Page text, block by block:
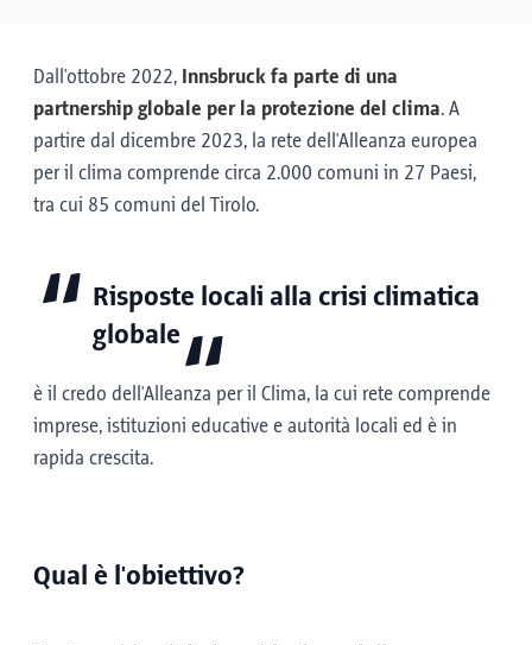
Dall'ottobre 2022, Innsbruck fa parte di una
partnership globale per la protezione del clima. A
partire dal dicembre 2023, la rete dell'Alleanza europea
per il clima comprende circa 2.000 comuni in 27 Paesi,
tra cui 85 comuni del Tirolo.
Risposte locali alla crisi climatica
globale
è il credo dell'Alleanza per il Clima, la cui rete comprende
imprese, istituzioni educative e autorità locali ed è in
rapida crescita.
Qual è l'obiettivo?